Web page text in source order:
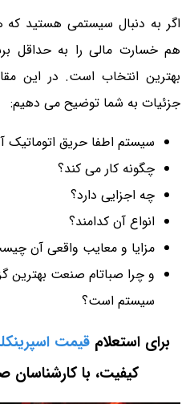
اگر به دنبال سیستمی هستید
هم خسارت مالی را به حداقل
بهترین انتخاب است. در این
جزئیات به شما توضیح می دهیم:
سیستم اطفا حریق
چگونه کار می کند؟
چه اجزایی دارد؟
انواع آن کدامند؟
مزایا و معایب واقعی آن
و چرا صباتام صنعت بهترین
سیستم است؟
برای استعلامقیمت
کیفیت، با کارشناسان